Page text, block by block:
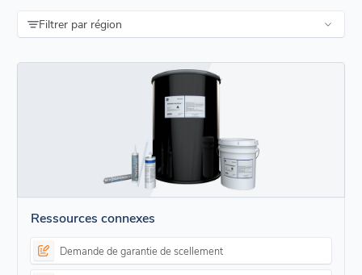
Ressources connexes
Demande de garantie de scellement
Filtrer par région